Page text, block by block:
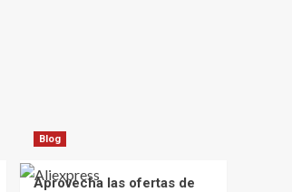
Blog
Aprovecha las ofertas de